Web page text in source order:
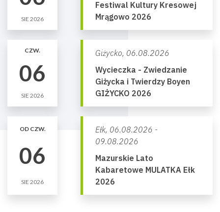
SIE 2026
Festiwal Kultury Kresowej
Mrągowo 2026
CZW.
06
SIE 2026
Giżycko, 06.08.2026
Wycieczka - Zwiedzanie
Giżycka i Twierdzy Boyen
GIŻYCKO 2026
OD CZW.
06
SIE 2026
Ełk, 06.08.2026 -
09.08.2026
Mazurskie Lato
Kabaretowe MULATKA Ełk
2026